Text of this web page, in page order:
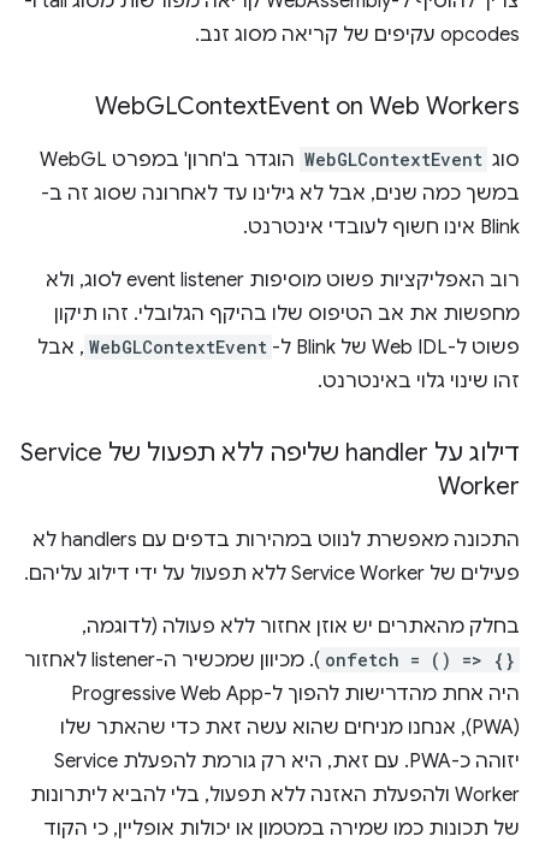
opcodes עקיפים של קריאה מסוג זנב.
WebGLContextEvent on Web Workers
סוג WebGLContextEvent
הוגדר ב'חרון' במפרט WebGL
במשך כמה שנים, אבל לא גילינו עד לאחרונה שסוג זה ב-
Blink אינו חשוף לעובדי אינטרנט.
רוב האפליקציות פשוט מוסיפות event listener לסוג, ולא
מחפשות את אב הטיפוס שלו בהיקף הגלובלי. זהו תיקון
פשוט ל-Web IDL של Blink ל-
WebGLContextEvent , אבל
זהו שינוי גלוי באינטרנט.
דילוג על handler שליפה ללא תפעול של Service
Worker
התכונה מאפשרת לנווט במהירות בדפים עם handlers לא
פעילים של Service Worker ללא תפעול על ידי דילוג עליהם.
בחלק מהאתרים יש אוזן אחזור ללא פעולה (לדוגמה,
onfetch = () => {}
). מכיוון שמכשיר ה-listener לאחזור
היה אחת מהדרישות להפוך ל-Progressive Web App
(PWA), אנחנו מניחים שהוא עשה זאת כדי שהאתר שלו
יזוהה כ-PWA. עם זאת, היא רק גורמת להפעלת Service
Worker ולהפעלת האזנה ללא תפעול, בלי להביא ליתרונות
של תכונות כמו שמירה במטמון או יכולות אופליין, כי הקוד